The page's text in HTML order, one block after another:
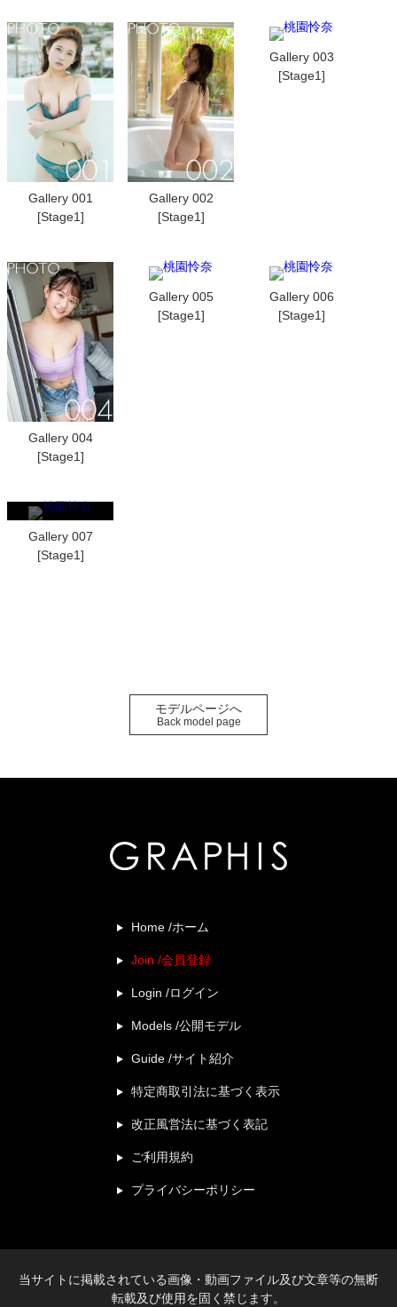
Gallery 001
[Stage1]
Gallery 002
[Stage1]
Gallery 003
[Stage1]
Gallery 004
[Stage1]
Gallery 005
[Stage1]
Gallery 006
[Stage1]
Gallery 007
[Stage1]
モデルページへ
Back model page
Home /ホーム
Join /会員登録
Login /ログイン
Models /公開モデル
Guide /サイト紹介
特定商取引法に基づく表示
改正風営法に基づく表記
ご利用規約
プライバシーポリシー
当サイトに掲載されている画像・動画ファイル及び文章等の無断
転載及び使用を固く禁じます。